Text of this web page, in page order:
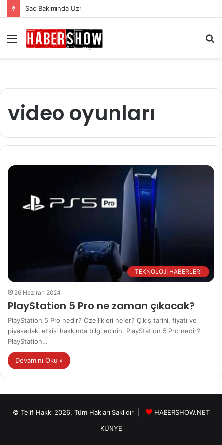
Saç Bakımında Uzmanlardan Gelen En Önemli İpuçları
Menü
video oyunları
TEKNOLOJİ HABERLERİ
26 Haziran 2024
PlayStation 5 Pro ne zaman çıkacak?
PlayStation 5 Pro nedir? Özellikleri neler? Çıkış tarihi, fiyatı ve
piyasadaki etkisi hakkında bilgi edinin. PlayStation 5 Pro nedir?
PlayStation…
Devamını Oku »
© Telif Hakkı 2026, Tüm Hakları Saklıdır |
HABERSHOW.NET
KÜNYE